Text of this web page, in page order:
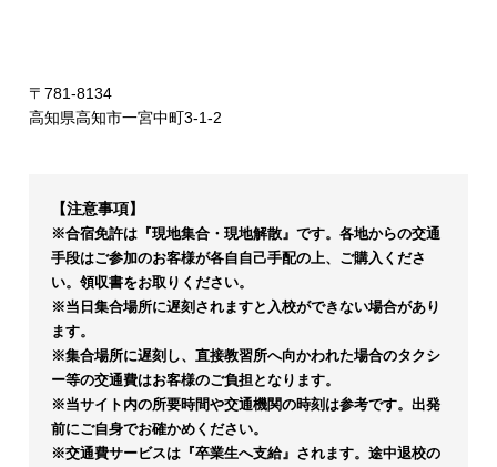
〒781-8134
高知県高知市一宮中町3-1-2
【注意事項】
※合宿免許は『現地集合・現地解散』です。各地からの交通
手段はご参加のお客様が各自自己手配の上、ご購入くださ
い。領収書をお取りください。
※当日集合場所に遅刻されますと入校ができない場合があり
ます。
※集合場所に遅刻し、直接教習所へ向かわれた場合のタクシ
ー等の交通費はお客様のご負担となります。
※当サイト内の所要時間や交通機関の時刻は参考です。出発
前にご自身でお確かめください。
※交通費サービスは『卒業生へ支給』されます。途中退校の